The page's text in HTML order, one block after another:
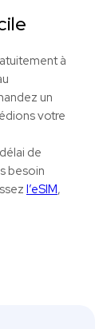
à
un
votre
de
besoin
l’eSIM,